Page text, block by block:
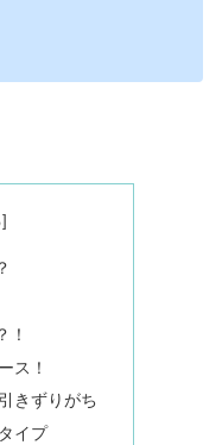
！
ス！
きずりがち
イプ